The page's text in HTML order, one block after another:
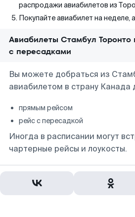
распродажи авиабилетов из
Покупайте авиабилет на неделе,
Авиабилеты Стамбул
с пересадками
Вы можете добраться из
авиабилетом в страну Канада
прямым рейсом
рейс с пересадкой
Иногда в расписании могут
чартерные рейсы и лоукосты.